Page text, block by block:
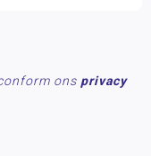
ons privacy